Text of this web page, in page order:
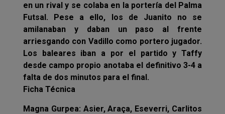
en un rival y se colaba en la portería del Palma
Futsal. Pese a ello, los de Juanito no se
amilanaban y daban un paso al frente
arriesgando con Vadillo como portero jugador.
Los baleares iban a por el partido y Taffy
desde campo propio anotaba el definitivo 3-4 a
falta de dos minutos para el final.
Ficha Técnica
Magna Gurpea: Asier, Araça, Eseverri, Carlitos